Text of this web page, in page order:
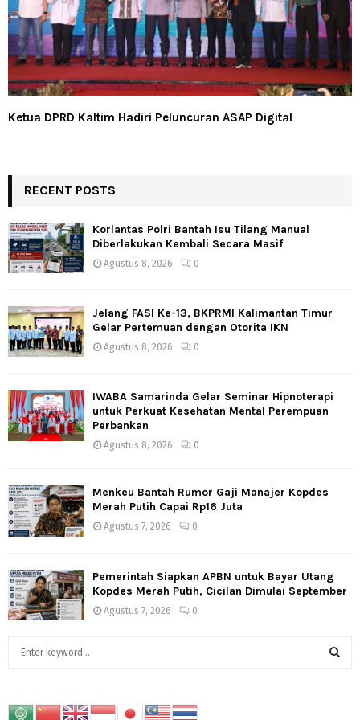
Ketua DPRD Kaltim Hadiri Peluncuran ASAP Digital
RECENT POSTS
Korlantas Polri Bantah Isu Tilang Manual
Diberlakukan Kembali Secara Masif
Agustus 8, 2026 0
Jelang FASI Ke-13, BKPRMI Kalimantan Timur
Gelar Pertemuan dengan Otorita IKN
Agustus 8, 2026 0
IWABA Samarinda Gelar Seminar Hipnoterapi
untuk Perkuat Kesehatan Mental Perempuan
Perbankan
Agustus 8, 2026 0
Menkeu Bantah Rumor Gaji Manajer Kopdes
Merah Putih Capai Rp16 Juta
Agustus 7, 2026 0
Pemerintah Siapkan APBN untuk Bayar Utang
Kopdes Merah Putih, Cicilan Dimulai September
Agustus 7, 2026 0
c